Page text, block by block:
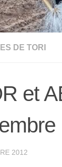
DE TORI
et
2012